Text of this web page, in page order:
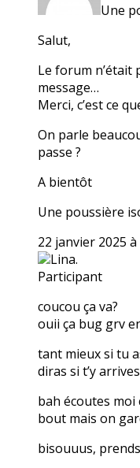
Une
Salut,
Le forum n’était
message…
Merci, c’est ce
On parle
passe ?
A bientôt
Une poussière
22 janvier 2025
Lina.
Participant
coucou ça va?
ouii ça bug grv
tant mieux si tu
diras si t’y arrives
bah écoutes moi
bout mais on
bisouuus,